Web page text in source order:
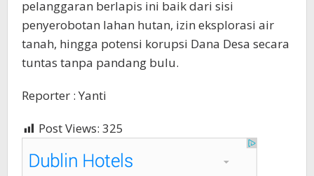
pelanggaran berlapis ini baik dari sisi
penyerobotan lahan hutan, izin eksplorasi air
tanah, hingga potensi korupsi Dana Desa secara
tuntas tanpa pandang bulu.
Reporter : Yanti
Post Views: 325